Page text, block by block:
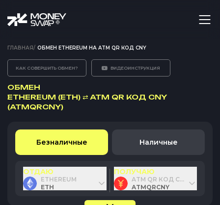
ГЛАВНАЯ/ ОБМЕН ETHEREUM НА ATM QR КОД CNY
КАК СОВЕРШИТЬ ОБМЕН? ВИДЕОИНСТРУКЦИЯ
ОБМЕН
ETHEREUM (ETH) ⇄ ATM QR КОД CNY
(ATMQRCNY)
Безналичные Наличные
ОТДАЮ
ETHEREUM
ETH
ПОЛУЧАЮ
ATM QR КОД CNY
ATMQRCNY